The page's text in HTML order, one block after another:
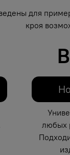
для
кроя
любых